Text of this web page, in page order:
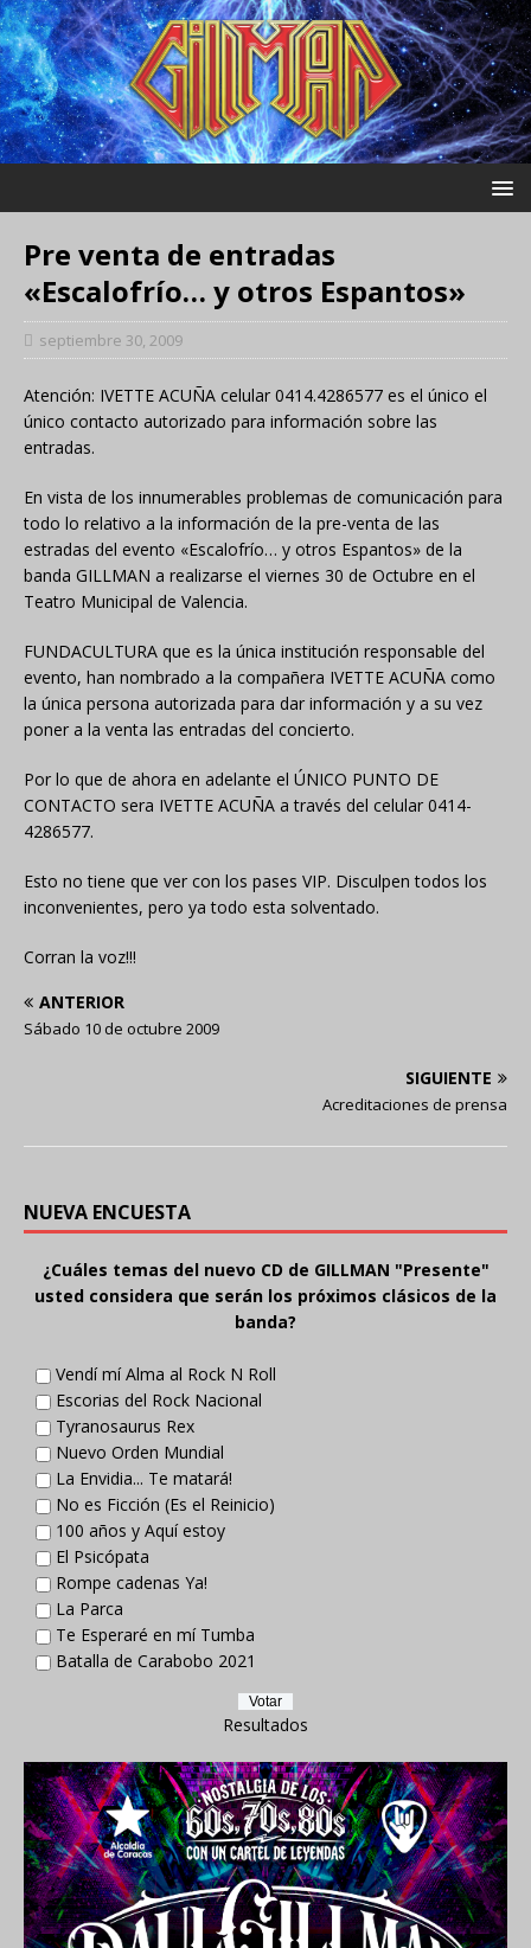
Pre venta de entradas
«Escalofrío… y otros Espantos»
septiembre 30, 2009
Atención: IVETTE ACUÑA celular 0414.4286577 es el único el
único contacto autorizado para información sobre las
entradas.
En vista de los innumerables problemas de comunicación para
todo lo relativo a la información de la pre-venta de las
estradas del evento «Escalofrío… y otros Espantos» de la
banda GILLMAN a realizarse el viernes 30 de Octubre en el
Teatro Municipal de Valencia.
FUNDACULTURA que es la única institución responsable del
evento, han nombrado a la compañera IVETTE ACUÑA como
la única persona autorizada para dar información y a su vez
poner a la venta las entradas del concierto.
Por lo que de ahora en adelante el ÚNICO PUNTO DE
CONTACTO sera IVETTE ACUÑA a través del celular 0414-
4286577.
Esto no tiene que ver con los pases VIP. Disculpen todos los
inconvenientes, pero ya todo esta solventado.
Corran la voz!!!
ANTERIOR
Sábado 10 de octubre 2009
SIGUIENTE
Acreditaciones de prensa
NUEVA ENCUESTA
¿Cuáles temas del nuevo CD de GILLMAN "Presente"
usted considera que serán los próximos clásicos de la
banda?
Vendí mí Alma al Rock N Roll
Escorias del Rock Nacional
Tyranosaurus Rex
Nuevo Orden Mundial
La Envidia... Te matará!
No es Ficción (Es el Reinicio)
100 años y Aquí estoy
El Psicópata
Rompe cadenas Ya!
La Parca
Te Esperaré en mí Tumba
Batalla de Carabobo 2021
Resultados